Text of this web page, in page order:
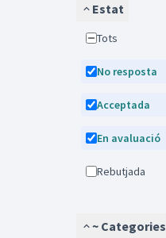
Estat
Tots
No resposta
Acceptada
En avaluació
Rebutjada
~ Categories